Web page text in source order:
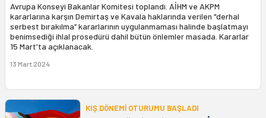
Avrupa Konseyi Bakanlar Komitesi toplandı. AİHM ve AKPM
kararlarına karşın Demirtaş ve Kavala haklarında verilen "derhal
serbest bırakılma” kararlarının uygulanmaması halinde başlatmayı
benimsediği ihlal prosedürü dahil bütün önlemler masada. Kararlar
15 Mart'ta açıklanacak.
13 Mart 2024
KIŞ DÖNEMİ OTURUMU BAŞLADI